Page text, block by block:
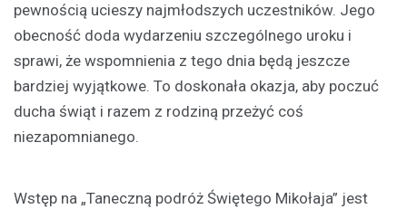
pewnością ucieszy najmłodszych uczestników. Jego
obecność doda wydarzeniu szczególnego uroku i
sprawi, że wspomnienia z tego dnia będą jeszcze
bardziej wyjątkowe. To doskonała okazja, aby poczuć
ducha świąt i razem z rodziną przeżyć coś
niezapomnianego.
Wstęp na „Taneczną podróż Świętego Mikołaja” jest